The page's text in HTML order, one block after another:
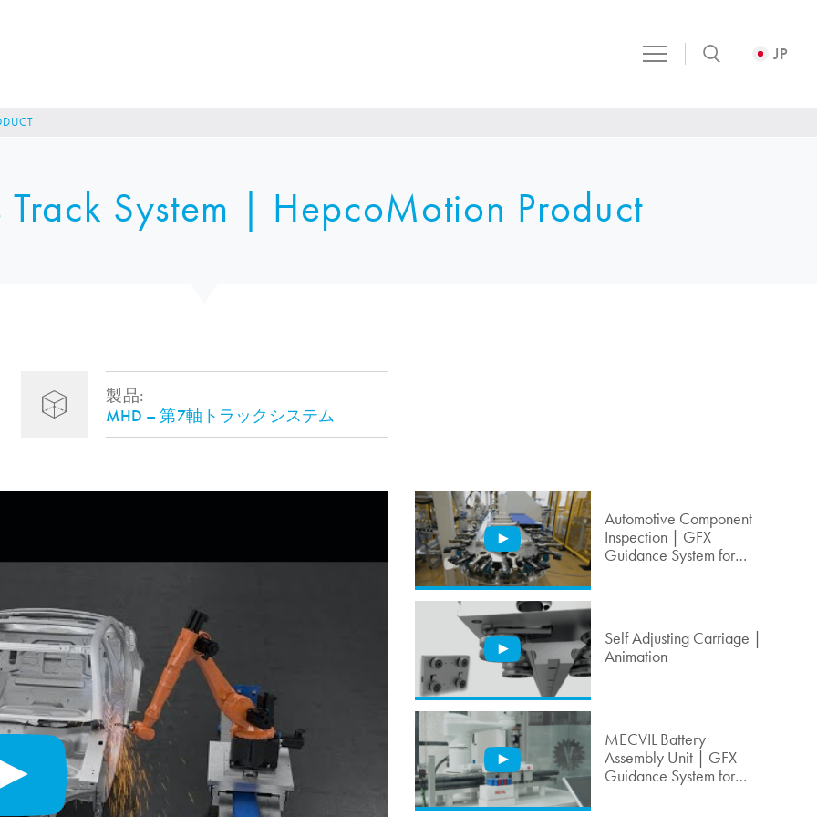
JP
System | HepcoMotion Product
製品:
MHD – 第7軸トラックシステム
Automotive Component
Inspection | GFX
Guidance System for
Self Adjusting Carriage |
Animation
MECVIL Battery
Assembly Unit | GFX
Guidance System for